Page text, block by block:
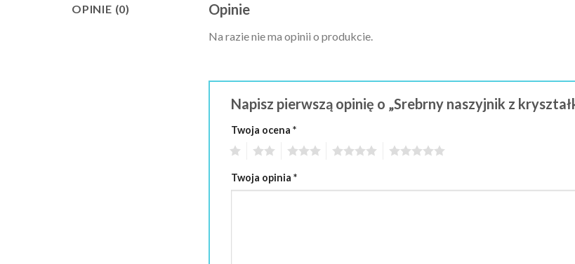
OPINIE (0) Opinie
Na razie nie ma opinii o produkcie.
Napisz pierwszą opinię o „Srebrny naszyjnik z
Twoja ocena *
Twoja opinia *